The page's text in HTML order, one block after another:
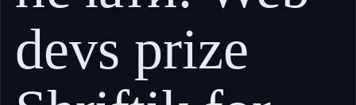
devs prize